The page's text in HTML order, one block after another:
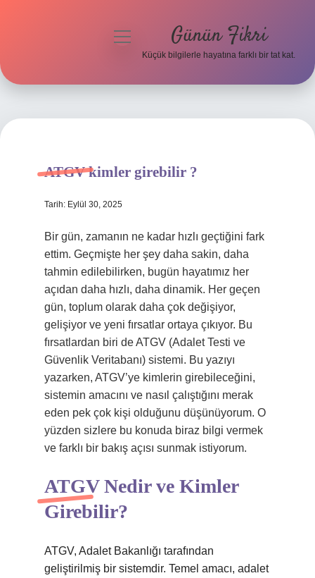
Hakkımızda
menüyü
Günün Fikri
Küçük bilgilerle hayatına farklı bir tat kat.
ATGV kimler girebilir ?
Tarih: Eylül 30, 2025
Bir gün, zamanın ne kadar hızlı geçtiğini fark
ettim. Geçmişte her şey daha sakin, daha
tahmin edilebilirken, bugün hayatımız her
açıdan daha hızlı, daha dinamik. Her geçen
gün, toplum olarak daha çok değişiyor,
gelişiyor ve yeni fırsatlar ortaya çıkıyor. Bu
fırsatlardan biri de ATGV (Adalet Testi ve
Güvenlik Veritabanı) sistemi. Bu yazıyı
yazarken, ATGV’ye kimlerin girebileceğini,
sistemin amacını ve nasıl çalıştığını merak
eden pek çok kişi olduğunu düşünüyorum. O
yüzden sizlere bu konuda biraz bilgi vermek
ve farklı bir bakış açısı sunmak istiyorum.
ATGV Nedir ve Kimler
Girebilir?
ATGV, Adalet Bakanlığı tarafından
geliştirilmiş bir sistemdir. Temel amacı, adalet